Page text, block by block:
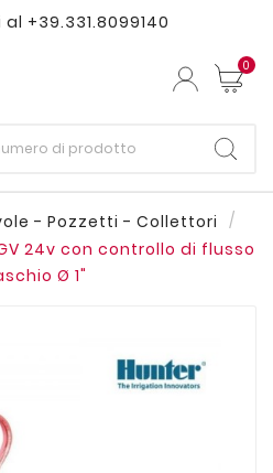
+39.331.8099140
0
- Pozzetti - Collettori
24v con controllo di flusso
Ø 1"